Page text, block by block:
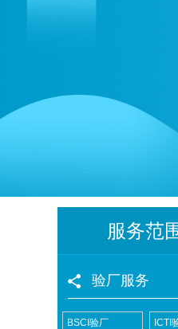
服务范
验厂服务
BSCI验厂 ICTI